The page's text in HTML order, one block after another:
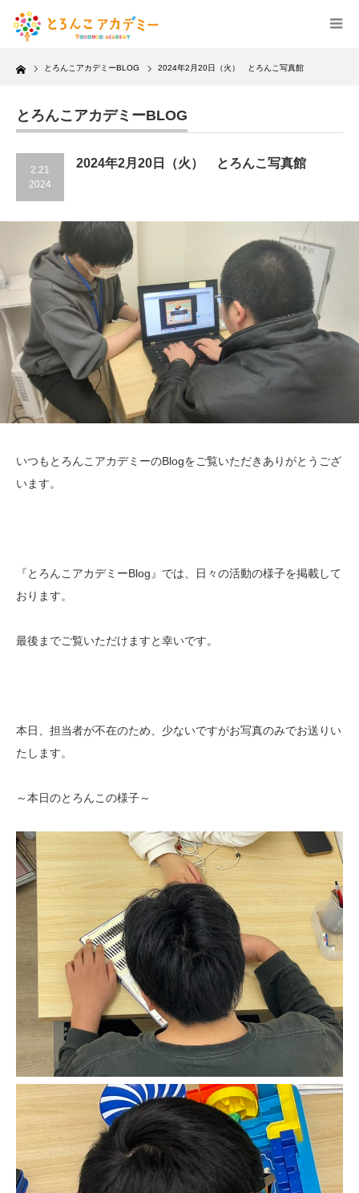
Home とろんこアカデミーBLOG 2024年2月20日（火） とろんこ写真館
とろんこアカデミーBLOG
2.21
2024
2024年2月20日（火） とろんこ写真館
いつもとろんこアカデミーのBlogをご覧いただきありがとうござ
います。
『とろんこアカデミーBlog』では、日々の活動の様子を掲載して
おります。
最後までご覧いただけますと幸いです。
本日、担当者が不在のため、少ないですがお写真のみでお送りい
たします。
～本日のとろんこの様子～